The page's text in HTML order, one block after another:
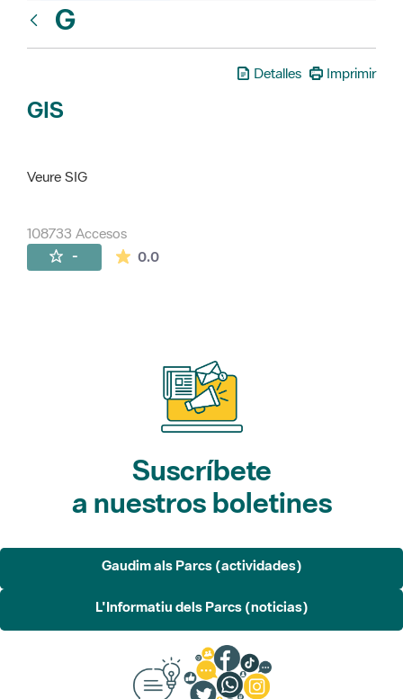
G
Detalles Imprimir
GIS
Veure SIG
108733 Accesos
- 0.0La valoración media es de 0 estrellas de
Suscríbete
a nuestros boletines
Gaudim als Parcs (actividades)
L'Informatiu dels Parcs (noticias)